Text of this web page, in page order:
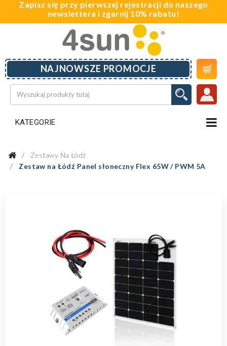
Zapisz się przy pierwszej rejestracji do naszego
newslettera i zgarnij 10% rabatu!
KATEGORIE
NAJNOWSZE PROMOCJE 
Zestawy Na Łódź
Zestaw na Łódź Panel słoneczny Flex 65W / PWM 5A